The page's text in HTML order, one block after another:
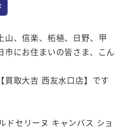
山、信楽、柘植、日野、甲
市にお住まいの皆さま、こん
買取大吉 西友水口店】です
ドセリーヌ キャンバス ショ